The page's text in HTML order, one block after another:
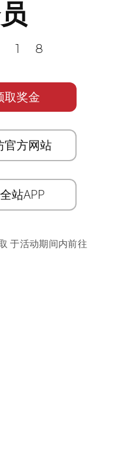
18
取奖金
官方网站
站APP
于活动期间内前往